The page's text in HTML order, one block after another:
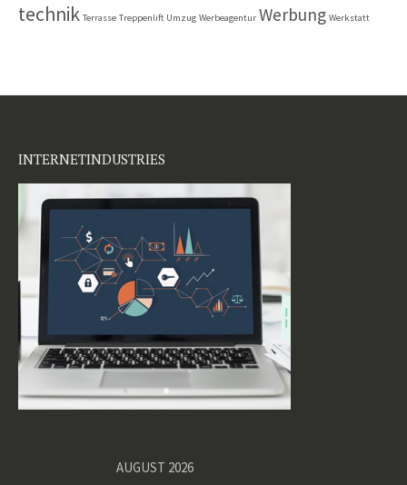
technik Terrasse Treppenlift Umzug Werbeagentur Werbung Werkstatt
INTERNETINDUSTRIES
AUGUST 2026